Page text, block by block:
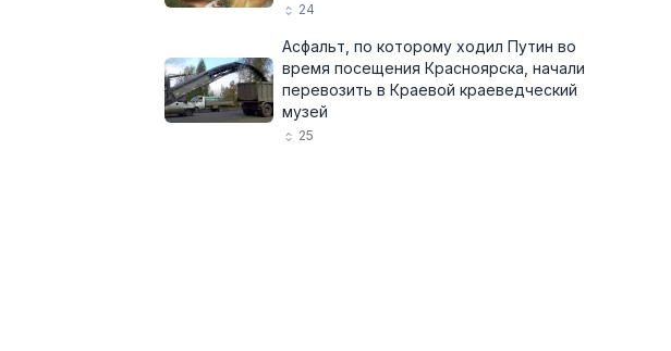
24
Асфальт, по которому ходил Путин во
время посещения Красноярска, начали
перевозить в Краевой краеведческий
музей
25